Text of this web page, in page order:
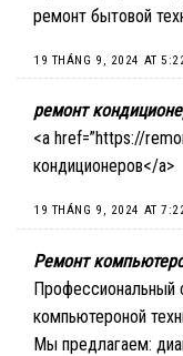
ремонт бытовой
19 THÁNG 9, 2024 AT
ремонт
<a href=”https://
кондиционеров</a>
19 THÁNG 9, 2024 AT
Ремонт
Профессиональный
компьютероной
Мы предлагаем: